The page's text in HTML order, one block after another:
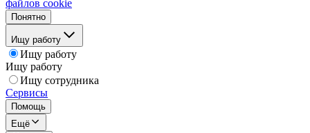
файлов cookie
Понятно
Ищу работу
Ищу работу
Ищу работу
Ищу сотрудника
Сервисы
Помощь
Ещё